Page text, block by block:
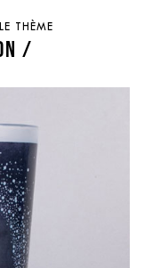
THÈME
/